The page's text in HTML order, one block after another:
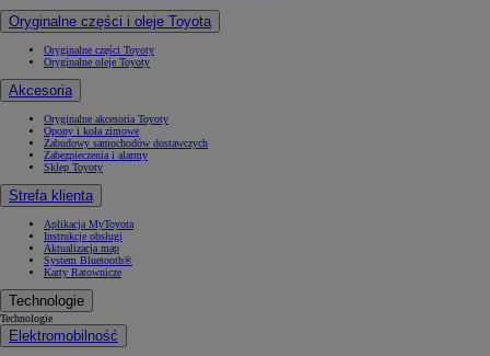
Oryginalne części i oleje Toyota
Oryginalne części Toyoty
Oryginalne oleje Toyoty
Akcesoria
Oryginalne akcesoria Toyoty
Opony i koła zimowe
Zabudowy samochodów dostawczych
Zabezpieczenia i alarmy
Sklep Toyoty
Strefa klienta
Aplikacja MyToyota
Instrukcje obsługi
Aktualizacja map
System Bluetooth®
Karty Ratownicze
Technologie
Technologie
Elektromobilność